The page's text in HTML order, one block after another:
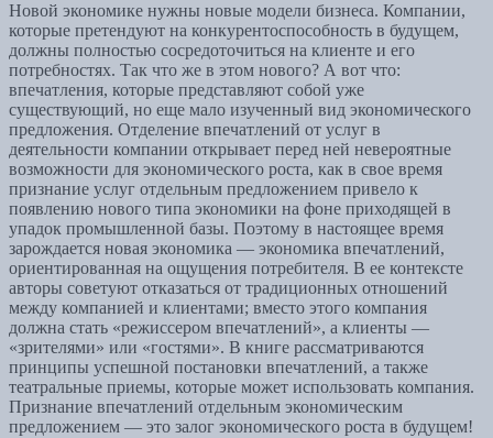
Новой экономике нужны новые модели бизнеса. Компании,
которые претендуют на конкурентоспособность в будущем,
должны полностью сосредоточиться на клиенте и его
потребностях. Так что же в этом нового? А вот что:
впечатления, которые представляют собой уже
существующий, но еще мало изученный вид экономического
предложения. Отделение впечатлений от услуг в
деятельности компании открывает перед ней невероятные
возможности для экономического роста, как в свое время
признание услуг отдельным предложением привело к
появлению нового типа экономики на фоне приходящей в
упадок промышленной базы. Поэтому в настоящее время
зарождается новая экономика — экономика впечатлений,
ориентированная на ощущения потребителя. В ее контексте
авторы советуют отказаться от традиционных отношений
между компанией и клиентами; вместо этого компания
должна стать «режиссером впечатлений», а клиенты —
«зрителями» или «гостями». В книге рассматриваются
принципы успешной постановки впечатлений, а также
театральные приемы, которые может использовать компания.
Признание впечатлений отдельным экономическим
предложением — это залог экономического роста в будущем!